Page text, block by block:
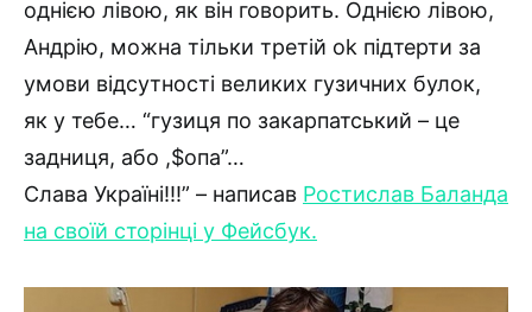
однією лівою, як він говорить. Однією лівою,
Андрію, можна тільки третій ok підтерти за
умови відсутності великих гузичних булок,
як у тебе… “гузиця по закарпатський – це
задниця, або ,$опа”…
Слава Україні!!!” – написав Ростислав Баланда
на своїй сторінці у Фейсбук.